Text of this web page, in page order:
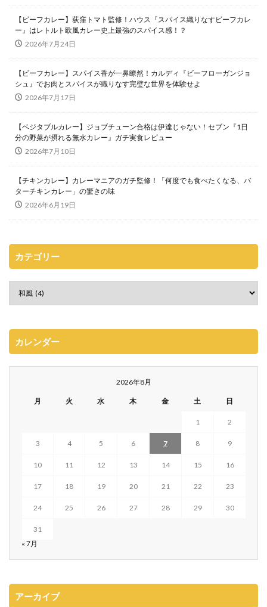
【ビーフカレー】荻窪トマト監修！ハウス『スパイス織りなすビーフカレ
ー』はレトルト欧風カレー史上最強のスパイス感！？
2026年7月24日
【ビーフカレー】スパイス香が一鼻瞭然！カルディ『ビーフローガンジョ
シュ』でお肉とスパイスが織りなす完璧な世界を体験せよ
2026年7月17日
【ベジタブルカレー】ジョブチューン合格は伊達じゃない！セブン『1日
分の野菜が摂れる無水カレー』ガチ実食レビュー
2026年7月10日
【チキンカレー】カレーマニアのガチ監修！「何度でも食べたくなる、バ
ターチキンカレー」の驚きの味
2026年6月19日
カテゴリー
カレンダー
2026年8月
月 火 水 木 金 土 日
1 2
3 4 5 6 7 8 9
10 11 12 13 14 15 16
17 18 19 20 21 22 23
24 25 26 27 28 29 30
31
« 7月
アーカイブ